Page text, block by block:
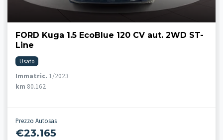
FORD Kuga 1.5 EcoBlue 120 CV aut. 2WD ST-
Line
Usato
Immatric. 1/2023
km 80.162
Prezzo Autosas
€23.165